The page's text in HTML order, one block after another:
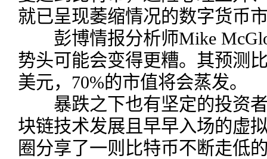
就已呈现萎缩情况的数字货币
彭博情报分析师Mike
势头可能会变得更糟。其预测
美元，70%的市值将会蒸发。
暴跌之下也有坚定的投资者
块链技术发展且早早入场的虚
圈分享了一则比特币不断走低